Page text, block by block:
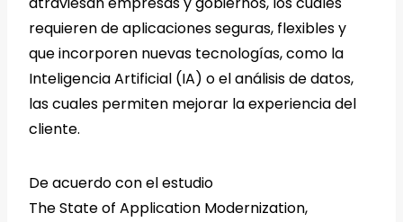
requieren de aplicaciones seguras, flexibles y
que incorporen nuevas tecnologías, como la
Inteligencia Artificial (IA) o el análisis de datos,
las cuales permiten mejorar la experiencia del
cliente.
De acuerdo con el estudio
The State of Application Modernization,